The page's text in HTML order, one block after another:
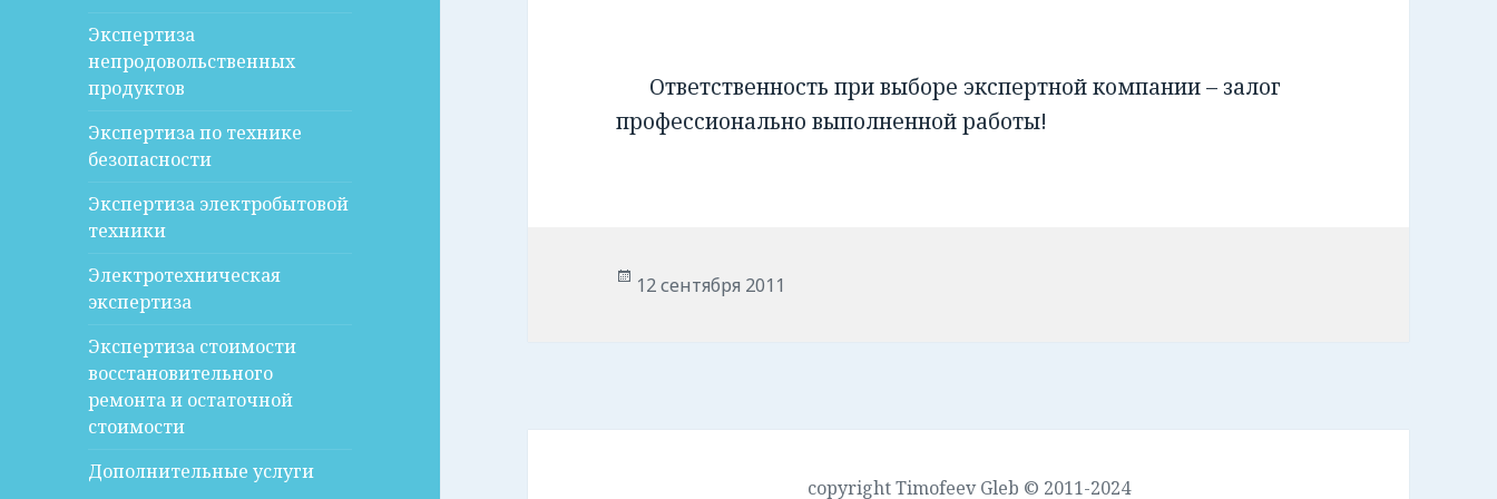
Экспертиза
непродовольственных
продуктов
Экспертиза по технике
безопасности
Экспертиза электробытовой
техники
Электротехническая
экспертиза
Экспертиза стоимости
восстановительного
ремонта и остаточной
стоимости
Дополнительные услуги
Ответственность при выборе экспертной компании – залог
профессионально выполненной работы!
Опубликовано
12 сентября 2011
copyright Timofeev Gleb © 2011-2024